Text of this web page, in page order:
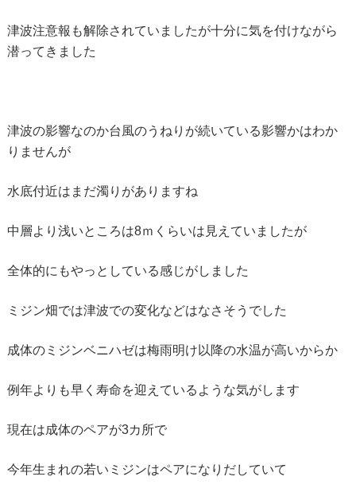
津波注意報も解除されていましたが十分に気を付けながら
潜ってきました
津波の影響なのか台風のうねりが続いている影響かはわか
りませんが
水底付近はまだ濁りがありますね
中層より浅いところは8ｍくらいは見えていましたが
全体的にもやっとしている感じがしました
ミジン畑では津波での変化などはなさそうでした
成体のミジンベニハゼは梅雨明け以降の水温が高いからか
例年よりも早く寿命を迎えているような気がします
現在は成体のペアが3カ所で
今年生まれの若いミジンはペアになりだしていて